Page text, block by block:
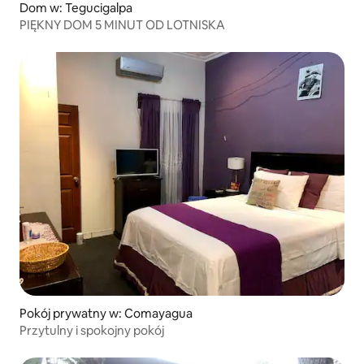
Dom w: Tegucigalpa
PIĘKNY DOM 5 MINUT OD LOTNISKA
Pokój prywatny w: Comayagua
Przytulny i spokojny pokój